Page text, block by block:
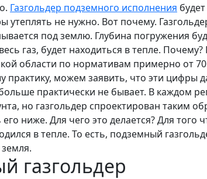
Газгольдер подземного исполнения
утеплять не нужно. Вот почему.
под землю. Глубина погружения
газ, будет находиться в тепле.
области по нормативам примерно от
практику, можем заявить, что эти цифры
практически не бывает. В каждом
но газгольдер спроектирован таким
ниже. Для чего это делается? Для того
в тепле. То есть, подземный
газгольдер